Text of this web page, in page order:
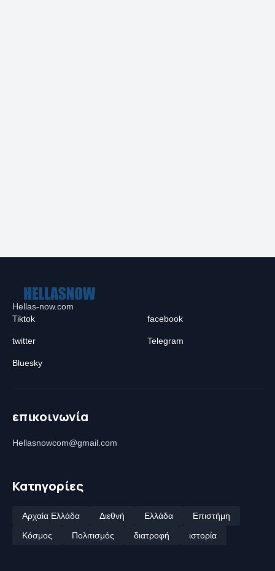
Hellas-now.com
Tiktok
facebook
twitter Telegram
Bluesky
επικοινωνία
Hellasnowcom@gmail.com
Κατηγορίες
Αρχαία Ελλάδα Διεθνή Ελλάδα
Επιστήμη
Κόσμος
Πολιτισμός διατροφή ιστορία